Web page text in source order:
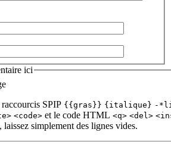
ici
SPIP {{gras}} {italique} -
<code> et le code HTML <q> <del>
laissez simplement des lignes vides.